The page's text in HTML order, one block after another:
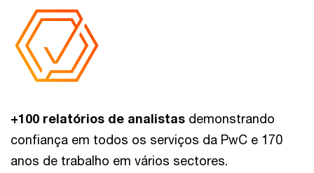
+100 relatórios de analistas demonstrando
confiança em todos os serviços da PwC e 170
anos de trabalho em vários sectores.